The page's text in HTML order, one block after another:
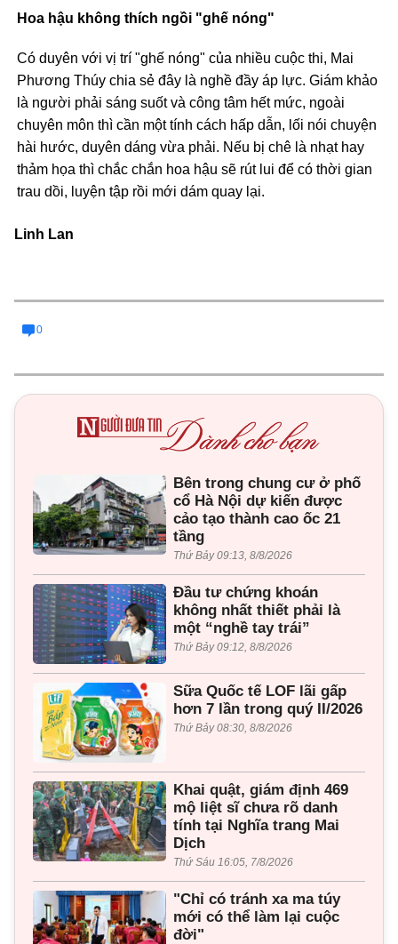
Hoa hậu không thích ngồi "ghế nóng"
Có duyên với vị trí "ghế nóng" của nhiều cuộc thi, Mai
Phương Thúy chia sẻ đây là nghề đầy áp lực. Giám khảo
là người phải sáng suốt và công tâm hết mức, ngoài
chuyên môn thì cần một tính cách hấp dẫn, lối nói chuyện
hài hước, duyên dáng vừa phải. Nếu bị chê là nhạt hay
thảm họa thì chắc chắn hoa hậu sẽ rút lui để có thời gian
trau dồi, luyện tập rồi mới dám quay lại.
Linh Lan
0
Bên trong chung cư ở phố
cổ Hà Nội dự kiến được
cảo tạo thành cao ốc 21
tầng
Thứ Bảy 09:13, 8/8/2026
Đầu tư chứng khoán
không nhất thiết phải là
một “nghề tay trái”
Thứ Bảy 09:12, 8/8/2026
Sữa Quốc tế LOF lãi gấp
hơn 7 lần trong quý II/2026
Thứ Bảy 08:30, 8/8/2026
Khai quật, giám định 469
mộ liệt sĩ chưa rõ danh
tính tại Nghĩa trang Mai
Dịch
Thứ Sáu 16:05, 7/8/2026
"Chỉ có tránh xa ma túy
mới có thể làm lại cuộc
đời"